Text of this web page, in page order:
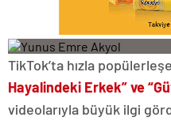
TikTok’ta hızla
Hayalindeki Erkek” ve
videolarıyla büyük ilgi